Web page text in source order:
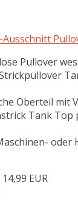
Pullover
Oberteil mit
Tank Top
oder
14,99 EUR